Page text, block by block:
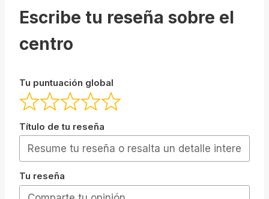
Escribe tu reseña sobre el
centro
Tu puntuación global
Título de tu reseña
Tu reseña